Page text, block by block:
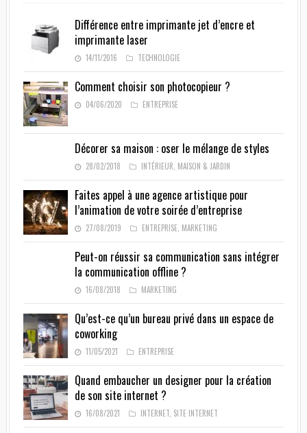
Différence entre imprimante jet d’encre et
imprimante laser
14/11/2016 TECHNOLOGIE
Comment choisir son photocopieur ?
04/06/2020 ENTREPRISE
Décorer sa maison : oser le mélange de styles
28/02/2018 INTÉRIEUR, MAISON & JARDIN
Faites appel à une agence artistique pour
l’animation de votre soirée d’entreprise
27/08/2019 ENTREPRISE, MARKETING
Peut-on réussir sa communication sans intégrer
la communication offline ?
16/08/2018 MARKETING
Qu’est-ce qu’un bureau privé dans un espace de
coworking
11/05/2021 ENTREPRISE
Quand embaucher un designer pour la création
de son site internet ?
16/08/2021 INTERNET, SITE INTERNET